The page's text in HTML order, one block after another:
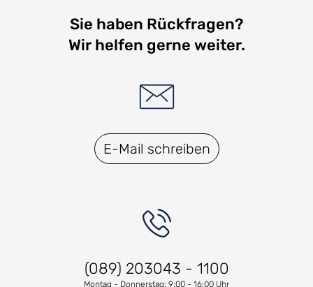
Sie haben Rückfragen?
Wir helfen gerne weiter.
E-Mail schreiben
(089) 203043 - 1100
Montag - Donnerstag: 9:00 - 16:00 Uhr